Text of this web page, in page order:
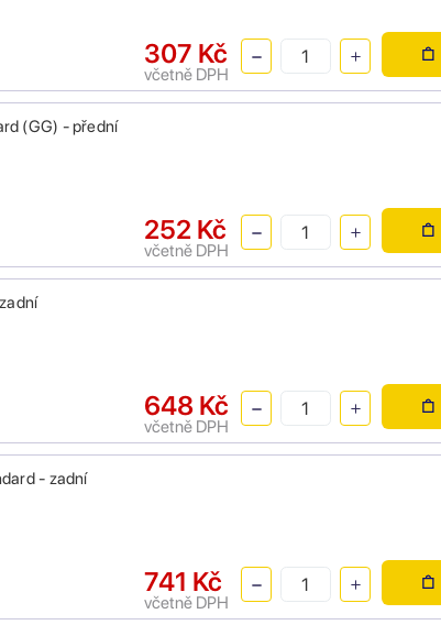
307 Kč
včetně DPH
(GG) - přední
252 Kč
včetně DPH
648 Kč
včetně DPH
- zadní
741 Kč
včetně DPH